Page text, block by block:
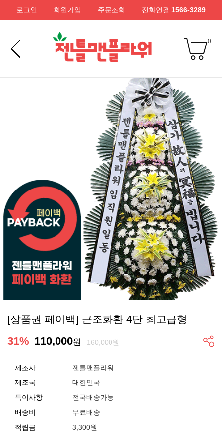
로그인 회원가입 주문조회 전화연결:1566-3289
0
[상품권 페이백] 근조화환 4단 최고급형
31% 110,000원 160,000원
제조사
젠틀맨플라워
제조국
대한민국
특이사항
전국배송가능
배송비
무료배송
적립금
3,300원